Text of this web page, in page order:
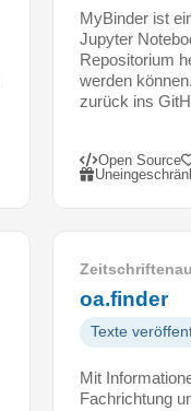
MyBinder ist
Jupyter
Repositorium
werden
zurück ins
Open Source
oa.finder
Texte
Mit
Fachrichtung